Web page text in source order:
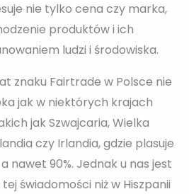
nie tylko cena czy marka,
produktów i ich
ludzi i środowiska.
znaku Fairtrade w Polsce nie
jak w niektórych krajach
jak Szwajcaria, Wielka
czy Irlandia, gdzie plasuje
nawet 90%. Jednak u nas jest
świadomości niż w Hiszpanii